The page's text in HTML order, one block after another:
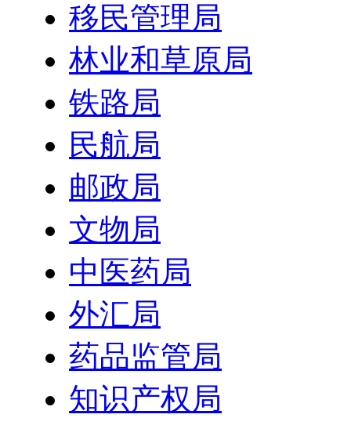
移民管理局
林业和草原局
铁路局
民航局
邮政局
文物局
中医药局
外汇局
药品监管局
知识产权局